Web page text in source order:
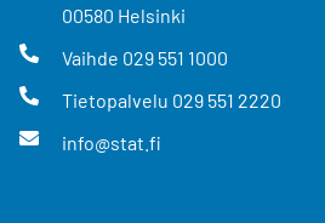
00580 Helsinki
Vaihde 029 551 1000
Tietopalvelu 029 551 2220
info@stat.fi